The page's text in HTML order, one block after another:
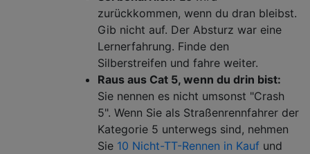
zurückkommen, wenn du dran bleibst.
Gib nicht auf. Der Absturz war eine
Lernerfahrung. Finde den
Silberstreifen und fahre weiter.
Raus aus Cat 5, wenn du drin bist:
Sie nennen es nicht umsonst "Crash
5". Wenn Sie als Straßenrennfahrer der
Kategorie 5 unterwegs sind, nehmen
Sie 10 Nicht-TT-Rennen in Kauf und